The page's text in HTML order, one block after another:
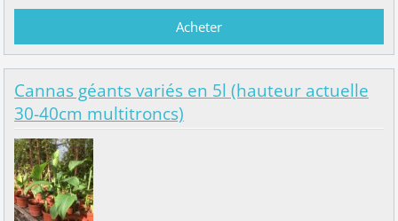
Cannas géants variés en 5l (hauteur actuelle
30-40cm multitroncs)